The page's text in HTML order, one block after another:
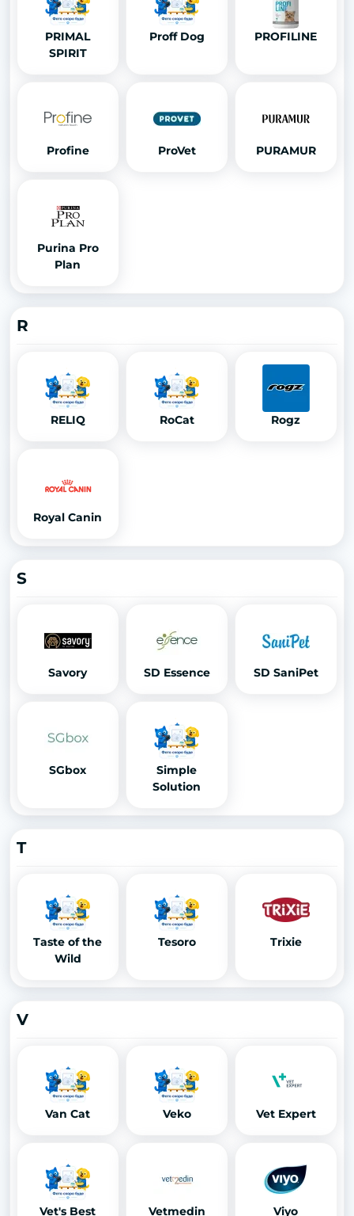
PRIMAL
SPIRIT
Proff Dog PROFILINE
Profine ProVet PURAMUR
Purina Pro
Plan
R
RELIQ RoCat Rogz
Royal Canin
S
Savory SD Essence SD SaniPet
SGbox
Simple
Solution
T
Taste of the
Wild
Tesoro Trixie
V
Van Cat Veko Vet Expert
Vet's Best Vetmedin Viyo